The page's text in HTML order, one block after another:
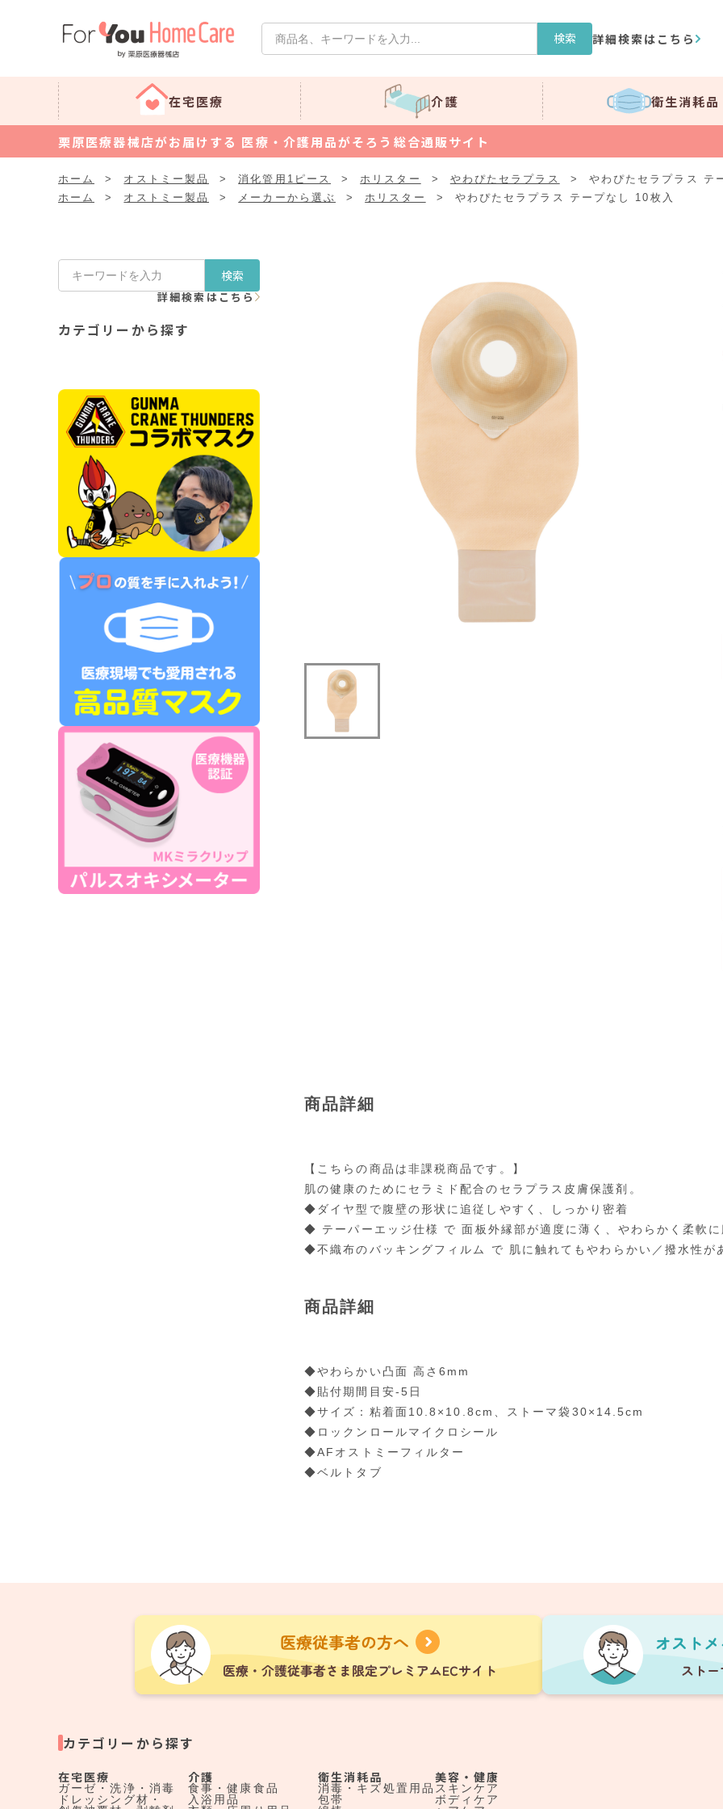
検索 詳細検索はこちら
在宅医療 介護 衛生消耗品
栗原医療器械店がお届けする 医療・介護用品がそろう総合通販サイト
ホーム > オストミー製品 > 消化管用1ピース > ホリスター > やわぴたセラプラス >
やわぴたセラプラス テ
ホーム
> オストミー製品 > メーカーから選ぶ > ホリスター > やわぴたセラプラス テープなし 10枚入
検索
詳細検索はこちら
カテゴリーから探す
商品詳細
【こちらの商品は非課税商品です。】
肌の健康のためにセラミド配合のセラプラス皮膚保護剤。
◆ダイヤ型で腹壁の形状に追従しやすく、しっかり密着
◆ テーパーエッジ仕様 で 面板外縁部が適度に薄く、やわらかく柔軟に
◆不織布のバッキングフィルム で 肌に触れてもやわらかい／撥水性が
商品詳細
◆やわらかい凸面 高さ6mm
◆貼付期間目安-5日
◆サイズ：粘着面10.8×10.8cm、ストーマ袋30×14.5cm
◆ロックンロールマイクロシール
◆AFオストミーフィルター
◆ベルトタブ
カテゴリーから探す
在宅医療
ガーゼ・洗浄・消毒
ドレッシング材・
介護
食事・健康食品
入浴用品
衛生消耗品
消毒・キズ処置用品
包帯
美容・健康
スキンケア
ボディケア